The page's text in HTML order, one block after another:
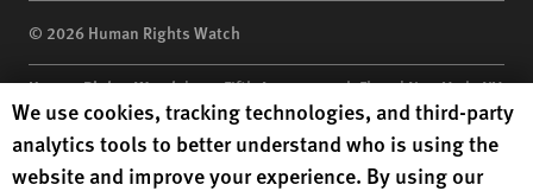
© 2026 Human Rights Watch
Human Rights Watch| 350 Fifth Avenue, 34th Floor | New York,NY
10118-3299USA|t 1.212.290.4700
Human Rights Watchis a 501(C)(3) nonprofit registered in the US
under EIN: 13-2875808
Human Rights Watch cookie preferences
We use cookies, tracking technologies, and third-party
analytics tools to better understand who is using the
website and improve your experience. By using our